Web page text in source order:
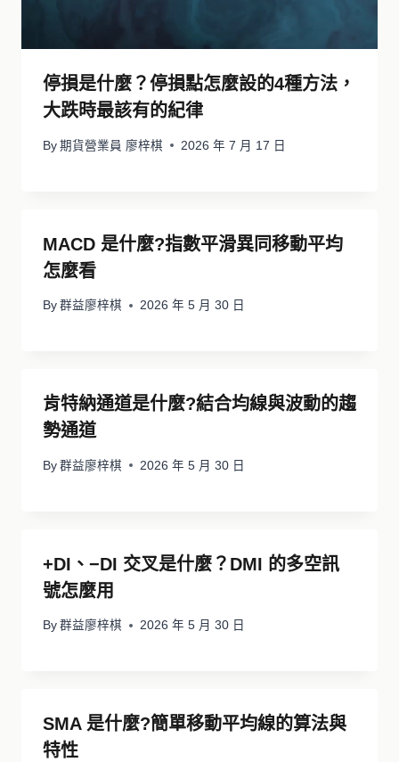
停損是什麼？停損點怎麼設的4種方法，
大跌時最該有的紀律
By 期貨營業員 廖梓棋 2026 年 7 月 17 日
MACD 是什麼?指數平滑異同移動平均
怎麼看
By 群益廖梓棋 2026 年 5 月 30 日
肯特納通道是什麼?結合均線與波動的趨
勢通道
By 群益廖梓棋 2026 年 5 月 30 日
+DI、−DI 交叉是什麼？DMI 的多空訊
號怎麼用
By 群益廖梓棋 2026 年 5 月 30 日
SMA 是什麼?簡單移動平均線的算法與
特性